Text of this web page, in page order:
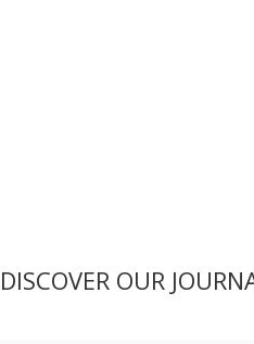
DISCOVER OUR